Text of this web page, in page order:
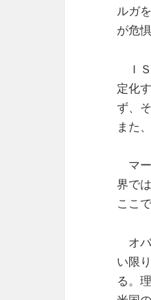
ルガ
が危
ＩＳ
定化
ず、
また
マ
界で
ここ
オバ
い限
る。